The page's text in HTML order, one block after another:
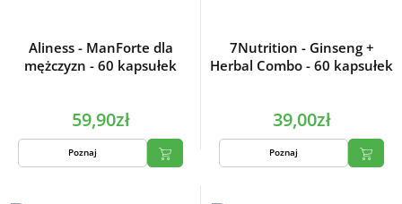
Aliness - ManForte dla
mężczyzn - 60 kapsułek
59,90zł
Poznaj
7Nutrition - Ginseng +
Herbal Combo - 60 kapsułek
39,00zł
Poznaj